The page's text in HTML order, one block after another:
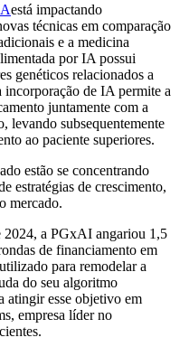
está impactando
técnicas em comparação
e a medicina
por IA possui
genéticos relacionados a
incorporação de IA permite a
juntamente com a
levando subsequentemente
ao paciente superiores.
estão se concentrando
estratégias de crescimento,
mercado.
2024, a PGxAI angariou 1,5
de financiamento em
para remodelar a
do seu algoritmo
atingir esse objetivo em
empresa líder no